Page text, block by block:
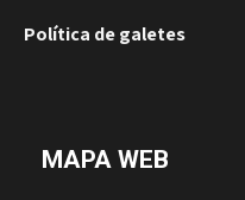
Política de galetes
MAPA WEB